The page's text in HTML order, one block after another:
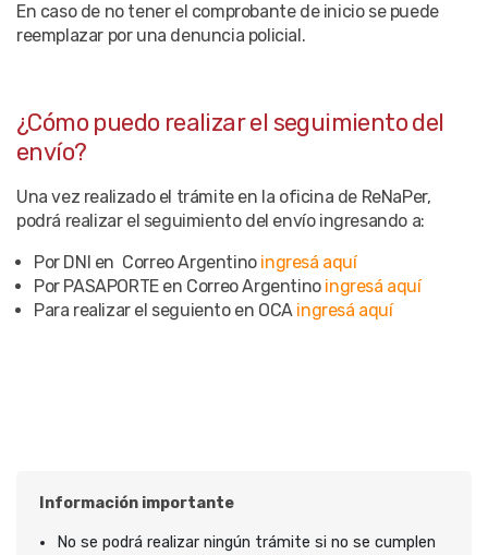
En caso de no tener el comprobante de inicio se puede
reemplazar por una denuncia policial.
¿Cómo puedo realizar el seguimiento del
envío?
Una vez realizado el trámite en la oficina de ReNaPer,
podrá realizar el seguimiento del envío ingresando a:
Por DNI en Correo Argentino ingresá aquí
Por PASAPORTE en Correo Argentino ingresá aquí
Para realizar el seguiento en OCA ingresá aquí
Información importante
No se podrá realizar ningún trámite si no se cumplen